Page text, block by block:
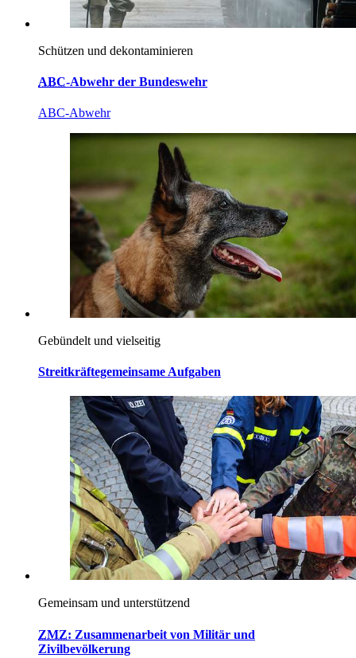
Schützen und dekontaminieren
ABC-Abwehr der Bundeswehr
ABC-Abwehr
Gebündelt und vielseitig
Streitkräftegemeinsame Aufgaben
Gemeinsam und unterstützend
ZMZ: Zusammenarbeit von Militär und
Zivilbevölkerung